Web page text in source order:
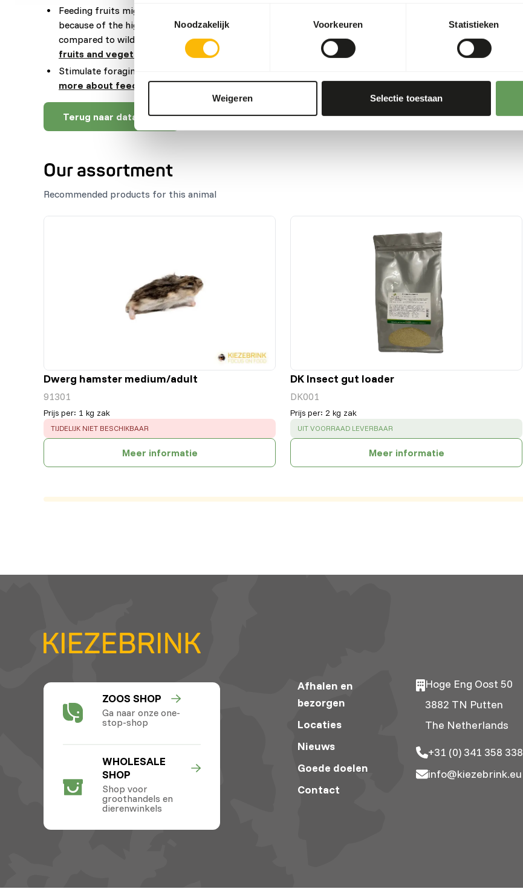
Toestemmingsselectie
Noodzakelijk
Voorkeuren Statistieken
Weigeren Selectie toestaan
Feeding fruits might lead to might lead to gastro-intestinal disturbances
because of the high sugar level and low fiber level in cultivated fruits
compared to wild fruits (
read more about nutritional values of (wild)
fruits and vegetables
Stimulate foraging behavior by hiding, stacking or hanging the feed (
more about feed enrichment and foraging behaviour).
Terug naar database
Our assortment
Recommended products for this animal
Dwerg hamster medium/adult
91301
Prijs per: 1 kg zak
ERROR :
TIJDELIJK NIET BESCHIKBAAR
Meer informatie
DK Insect gut loader
DK001
Prijs per: 2 kg zak
SUCCESS:
UIT VOORRAAD LEVERBAAR
Meer informatie
ZOOS SHOP
Ga naar onze one-
stop-shop
WHOLESALE
SHOP
Shop voor
groothandels en
dierenwinkels
Afhalen en
bezorgen
Locaties
Nieuws
Goede doelen
Contact
Hoge Eng Oost 50
3882 TN Putten
The Netherlands
+31 (0) 341 358 338
info@kiezebrink.eu